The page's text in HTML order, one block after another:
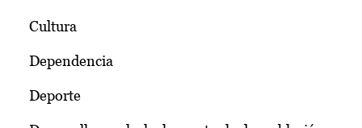
Cultura
Dependencia
Deporte